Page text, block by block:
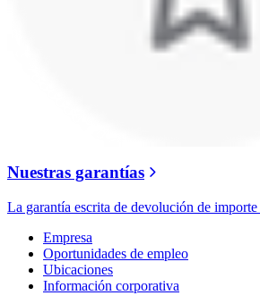
Nuestras garantías
La garantía escrita de devolución de
Empresa
Oportunidades de empleo
Ubicaciones
Información corporativa